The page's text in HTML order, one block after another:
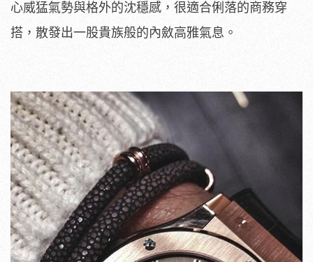
心威猛氣勢與格外的沈穩感，很適合俐落的商務穿
搭，散發出一股貴族般的內斂高雅氣息。